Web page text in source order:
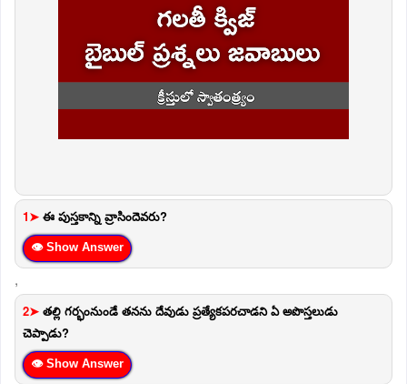
1➤ ఈ పుస్తకాన్ని వ్రాసిందెవరు?
👁 Show Answer
,
2➤ తల్లి గర్భంనుండే తనను దేవుడు ప్రత్యేకపరచాడని ఏ అపొస్తలుడు
చెప్పాడు?
👁 Show Answer